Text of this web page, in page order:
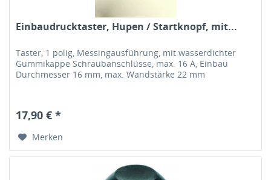
Einbaudrucktaster, Hupen / Startknopf, mit...
Taster, 1 polig, Messingausführung, mit wasserdichter
Gummikappe Schraubanschlüsse, max. 16 A, Einbau
Durchmesser 16 mm, max. Wandstärke 22 mm
17,90 € *
Merken